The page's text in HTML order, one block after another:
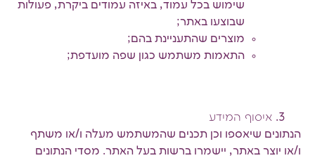
שימוש בכל עמוד, באיזה עמודים ביקרת, פעולות
שבוצעו באתר;
מוצרים שהתעניינת בהם;
התאמות משתמש כגון שפה מועדפת;
איסוף המידע
הנתונים שיאספו וכן תכנים שהמשתמש מעלה ו/או משתף
ו/או יוצר באתר, יישמרו ברשות בעל האתר. מסדי הנתונים